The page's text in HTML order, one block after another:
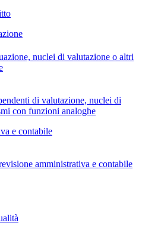
nuclei di valutazione o altri
di valutazione, nuclei di
con funzioni analoghe
e contabile
amministrativa e contabile